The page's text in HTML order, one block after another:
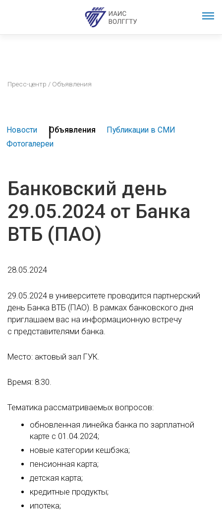
Пресс-центр / Объявления
Новости Объявления
Публикации в СМИ
Фотогалереи
Банковский день
29.05.2024 от Банка
ВТБ (ПАО)
28.05.2024
29.05.2024 в университете проводится партнерский
день Банка ВТБ (ПАО). В рамках банковского дня
приглашаем вас на информационную встречу
с представителями банка.
Место: актовый зал ГУК.
Время: 8:30.
Тематика рассматриваемых вопросов:
обновленная линейка банка по зарплатной
карте с 01.04.2024;
новые категории кешбэка;
пенсионная карта;
детская карта;
кредитные продукты;
ипотека;